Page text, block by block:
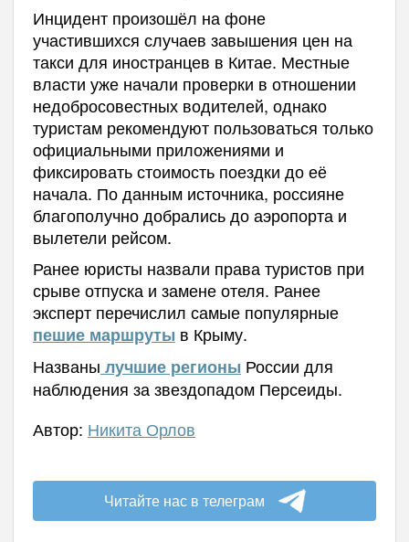
Инцидент произошёл на фоне
участившихся случаев завышения цен на
такси для иностранцев в Китае. Местные
власти уже начали проверки в отношении
недобросовестных водителей, однако
туристам рекомендуют пользоваться только
официальными приложениями и
фиксировать стоимость поездки до её
начала. По данным источника, россияне
благополучно добрались до аэропорта и
вылетели рейсом.
Ранее юристы назвали права туристов при
срыве отпуска и замене отеля. Ранее
эксперт перечислил самые популярные
пешие маршруты в Крыму.
Названы лучшие регионы России для
наблюдения за звездопадом Персеиды.
Автор: Никита Орлов
Читайте нас в телеграм